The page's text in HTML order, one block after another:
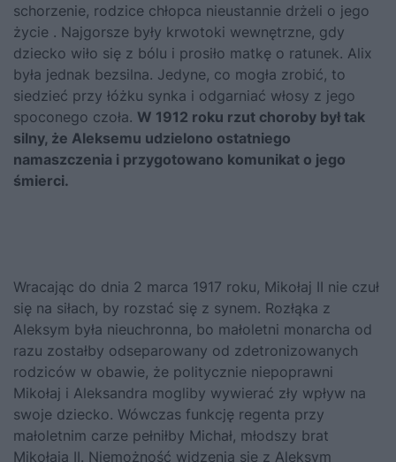
schorzenie, rodzice chłopca nieustannie drżeli o jego
życie . Najgorsze były krwotoki wewnętrzne, gdy
dziecko wiło się z bólu i prosiło matkę o ratunek. Alix
była jednak bezsilna. Jedyne, co mogła zrobić, to
siedzieć przy łóżku synka i odgarniać włosy z jego
spoconego czoła. W 1912 roku rzut choroby był tak
silny, że Aleksemu udzielono ostatniego
namaszczenia i przygotowano komunikat o jego
śmierci.
Wracając do dnia 2 marca 1917 roku, Mikołaj II nie czuł
się na siłach, by rozstać się z synem. Rozłąka z
Aleksym była nieuchronna, bo małoletni monarcha od
razu zostałby odseparowany od zdetronizowanych
rodziców w obawie, że politycznie niepoprawni
Mikołaj i Aleksandra mogliby wywierać zły wpływ na
swoje dziecko. Wówczas funkcję regenta przy
małoletnim carze pełniłby Michał, młodszy brat
Mikołaja II. Niemożność widzenia się z Aleksym